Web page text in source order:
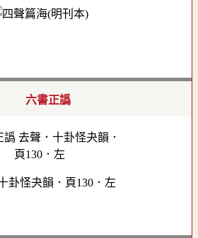
六書正譌
卦怪夬韻．頁130．左